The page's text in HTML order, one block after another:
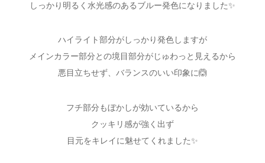
しっかり明るく水光感のあるブルー発色になりました✨
ハイライト部分がしっかり発色しますが
メインカラー部分との境目部分がじゅわっと見えるから
悪目立ちせず、バランスのいい印象に🙆
フチ部分もぼかしが効いているから
クッキリ感が強く出ず
目元をキレイに魅せてくれました✨